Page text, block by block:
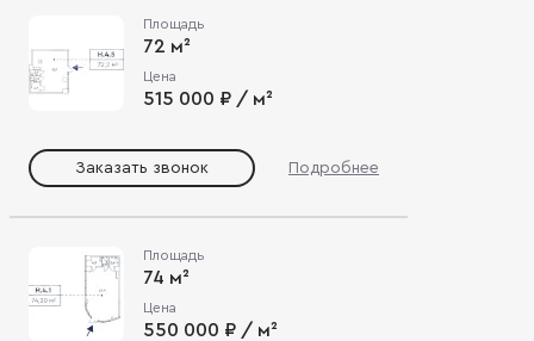
Площадь
72 м²
Цена
515 000 ₽ / м²
Заказать звонок Подробнее
Площадь
74 м²
Цена
550 000 ₽ / м²